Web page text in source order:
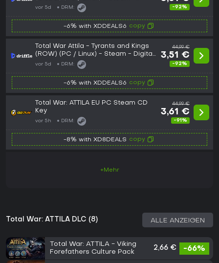
Digital Key
vor 5d DRM: -92%
-6% with XDDEALS6 copy
Total War Attila - Tyrants and Kings
(ROW) (PC / Linux) - Steam - Digital
Key
vor 5d DRM:
44,99 €
3,51 €
-92%
-6% with XDDEALS6 copy
Total War: ATTILA EU PC Steam CD
Key
vor 5h DRM:
44,99 €
3,61 €
-91%
-8% with XD8DEALS copy
+Mehr
Total War: ATTILA DLC (8) ALLE ANZEIGEN
Total War: ATTILA - Viking
Forefathers Culture Pack
2,66 € -66%